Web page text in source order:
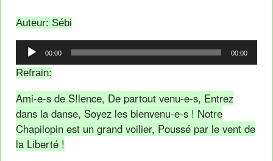
Auteur: Sébi
Lecteur
audio
00:00 00:00
Refrain:
Ami-e-s de S!lence, De partout venu-e-s, Entrez
dans la danse, Soyez les bienvenu-e-s ! Notre
Chapilopin est un grand voilier, Poussé par le vent de
la Liberté !